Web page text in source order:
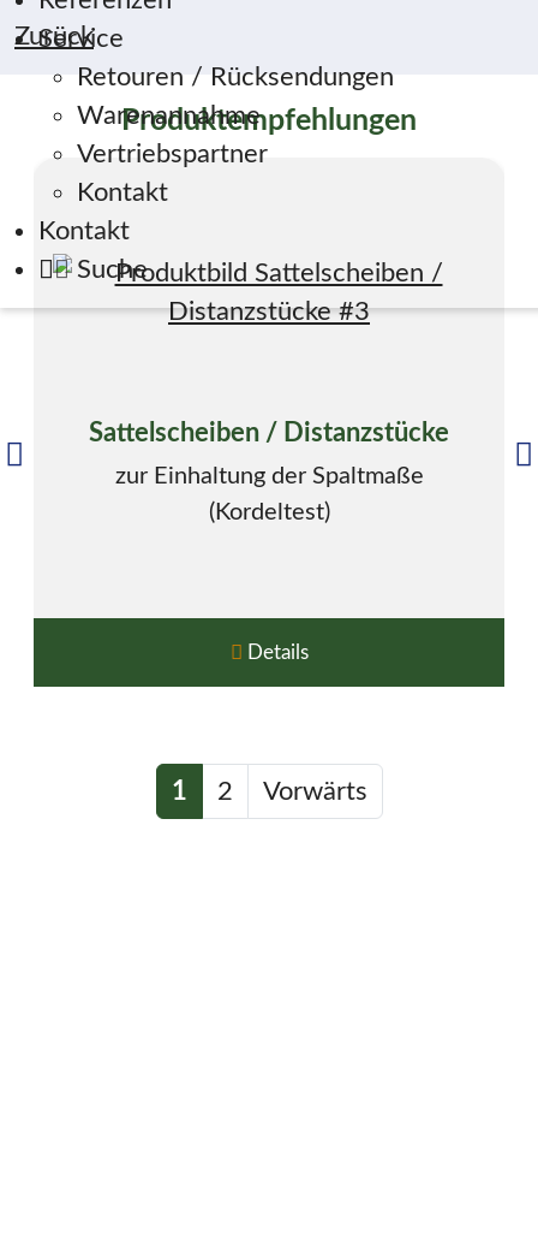
Service
Retouren / Rücksendungen
Warenannahme
Vertriebspartner
Kontakt
Kontakt
Suche
Zurück
Produktempfehlungen
Sattelscheiben / Distanzstücke
zur Einhaltung der Spaltmaße
(Kordeltest)
Details
1 2 Vorwärts